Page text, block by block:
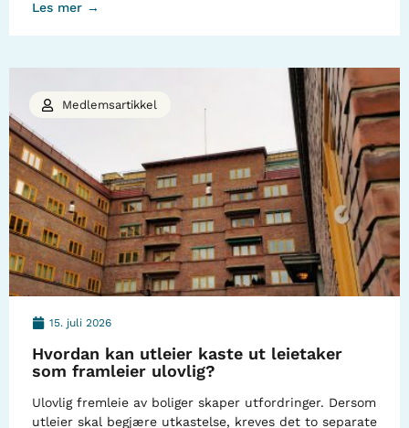
Les mer →
15. juli 2026
Hvordan kan utleier kaste ut leietaker
som framleier ulovlig?
Ulovlig fremleie av boliger skaper utfordringer. Dersom
utleier skal begjære utkastelse, kreves det to separate
Medlemsartikkel